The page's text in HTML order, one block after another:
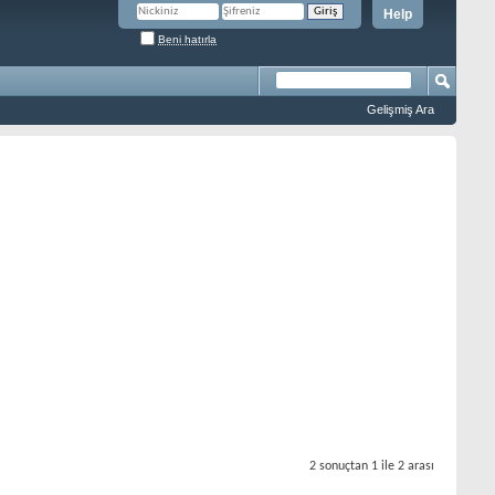
Help
Beni hatırla
Gelişmiş Ara
2 sonuçtan 1 ile 2 arası